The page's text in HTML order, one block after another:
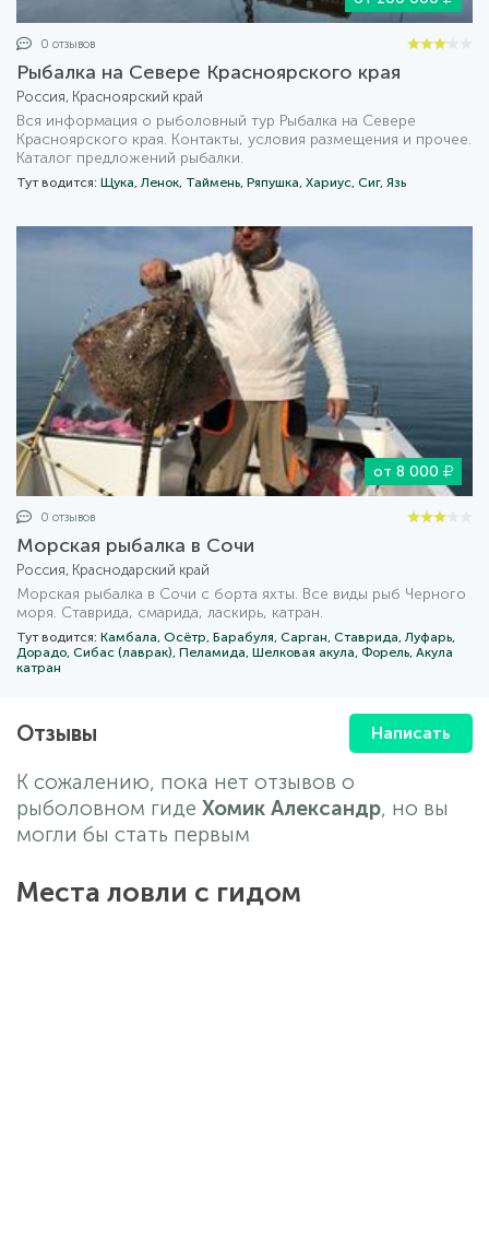
0 отзывов
Рыбалка на Севере Красноярского края
Россия, Красноярский край
Вся информация о рыболовный тур Рыбалка на Севере
Красноярского края. Контакты, условия размещения и прочее.
Каталог предложений рыбалки.
Тут водится: Щука,Ленок, Таймень, Ряпушка, Хариус, Сиг, Язь
от 8 000
0 отзывов
Морская рыбалка в Сочи
Россия, Краснодарский край
Морская рыбалка в Сочи с борта яхты. Все виды рыб Черного
моря. Ставрида, смарида, ласкирь, катран.
Тут водится: Камбала, Осётр, Барабуля, Сарган, Ставрида,Луфарь,
Дорадо, Сибас (лаврак), Пеламида, Шелковая акула, Форель, Акула
катран
Отзывы Написать
К сожалению, пока нет отзывов о
рыболовном гиде Хомик Александр, но вы
могли бы стать первым
Места ловли с гидом